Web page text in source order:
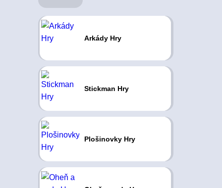
Arkády Hry
Stickman Hry
Plošinovky Hry